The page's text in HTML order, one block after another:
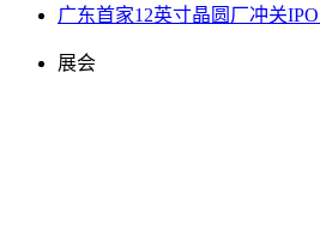
广东首家12英寸晶圆厂冲关
展会